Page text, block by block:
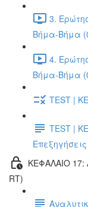
3.
Βήμα-Βήμα
4.
Βήμα-Βήμα
TEST |
TEST |
Επεξηγήσεις
ΚΕΦΑΛΑΙΟ
RT)